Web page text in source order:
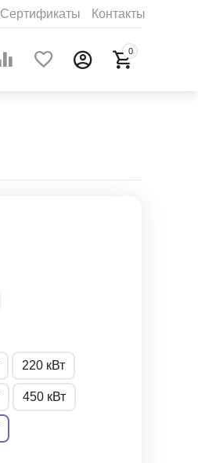
Сертификаты Контакты
0
220 кВт
450 кВт